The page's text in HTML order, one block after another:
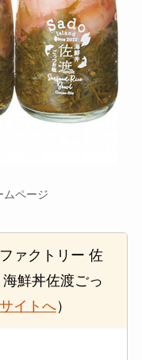
ムページ
ァクトリー 佐
鮮丼佐渡ごっ
イトへ）